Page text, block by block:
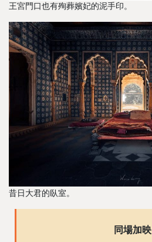
王宮門口也有殉葬嬪妃的泥手印。
昔日大君的臥室。
同場加映